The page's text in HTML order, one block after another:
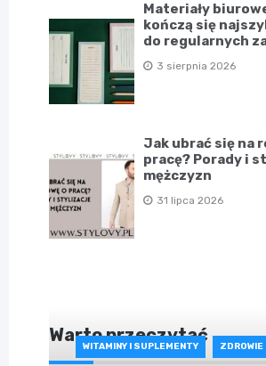
Materiały
kończą się
do regularnych
3 sierpnia 2026
Jak ubrać się na
pracę? Porady i
mężczyzn
31 lipca 2026
Warto przeczytać
WITAMINY I SUPLEMENTY ZDROWIE